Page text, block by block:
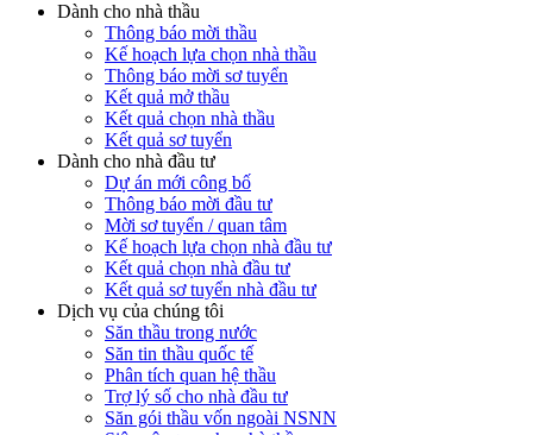
Dành cho nhà thầu
Thông báo mời thầu
Kế hoạch lựa chọn nhà thầu
Thông báo mời sơ tuyển
Kết quả mở thầu
Kết quả chọn nhà thầu
Kết quả sơ tuyển
Dành cho nhà đầu tư
Dự án mới công bố
Thông báo mời đầu tư
Mời sơ tuyển / quan tâm
Kế hoạch lựa chọn nhà đầu tư
Kết quả chọn nhà đầu tư
Kết quả sơ tuyển nhà đầu tư
Dịch vụ của chúng tôi
Săn thầu trong nước
Săn tin thầu quốc tế
Phân tích quan hệ thầu
Trợ lý số cho nhà đầu tư
Săn gói thầu vốn ngoài NSNN